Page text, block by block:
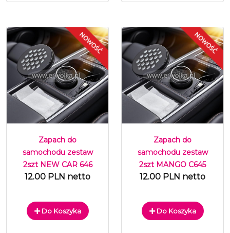
Zapach do
samochodu zestaw
2szt NEW CAR 646
12.00 PLN netto
Do Koszyka
Zapach do
samochodu zestaw
2szt MANGO C645
12.00 PLN netto
Do Koszyka